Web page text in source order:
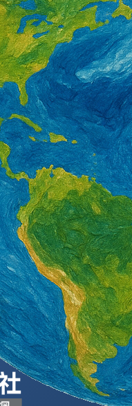
雇主違反就服法致罰鍰
經許可與非法容留 占總
1 年 AGO